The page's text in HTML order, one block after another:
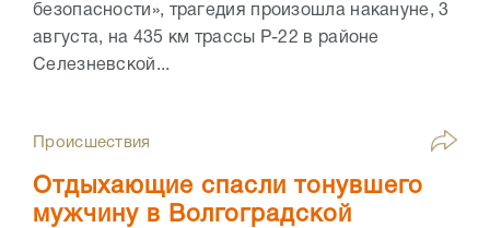
безопасности», трагедия произошла накануне, 3
августа, на 435 км трассы Р-22 в районе
Селезневской...
Происшествия
Отдыхающие спасли тонувшего
мужчину в Волгоградской